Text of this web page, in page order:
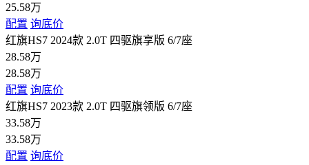
25.58万
配置 询底价
红旗HS7 2024款 2.0T 四驱旗享版 6/7座
28.58万
28.58万
配置 询底价
红旗HS7 2023款 2.0T 四驱旗领版 6/7座
33.58万
33.58万
配置 询底价